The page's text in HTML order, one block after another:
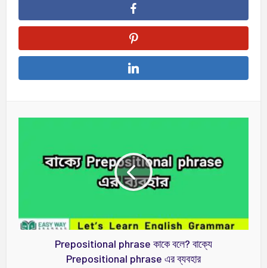
Prepositional phrase কাকে বলে? বাক্যে
Prepositional phrase এর ব্যবহার